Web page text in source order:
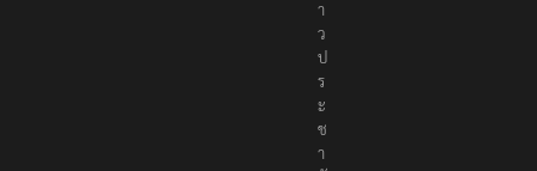
ง
ข่
า
ว
ป
ร
ะ